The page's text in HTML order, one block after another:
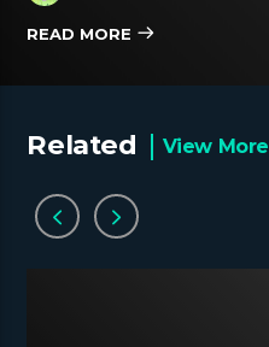
READ MORE
Related View More